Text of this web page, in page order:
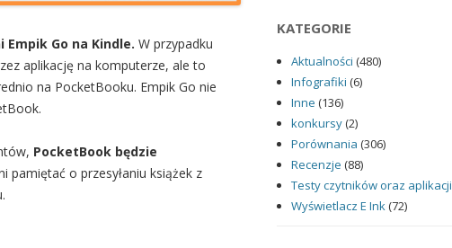
Go na Kindle. W przypadku
aplikację na komputerze, ale to
na PocketBooku. Empik Go nie
PocketBook będzie
pamiętać o przesyłaniu książek z
KATEGORIE
Aktualności (480)
Infografiki (6)
Inne (136)
konkursy(2)
Porównania (306)
Recenzje (88)
Testy czytników oraz aplikacji
Wyświetlacz E Ink(72)